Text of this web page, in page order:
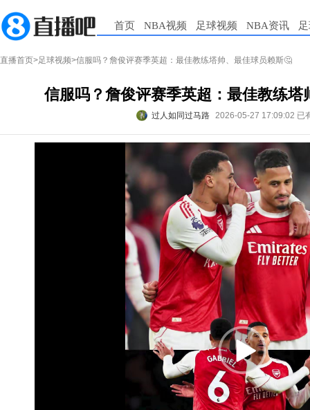
首页 NBA视频 足球视频 NBA资讯
直播首页>足球视频>信服吗？詹俊评赛季英超：最佳教练塔帅、最佳球员赖斯🤔
信服吗？詹俊评赛季英超：最佳教练塔
过人如同过马路 2026-05-27 17:09:02 已